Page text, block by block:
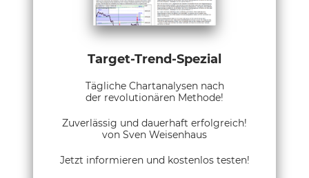
Target-Trend-Spezial
Tägliche Chartanalysen nach
der revolutionären Methode!
Zuverlässig und dauerhaft erfolgreich!
von Sven Weisenhaus
Jetzt informieren und kostenlos testen!